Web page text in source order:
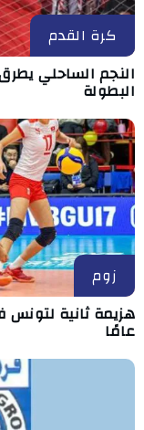
كرة القدم
النجم الساحلي
البطولة
زوم
عامًا